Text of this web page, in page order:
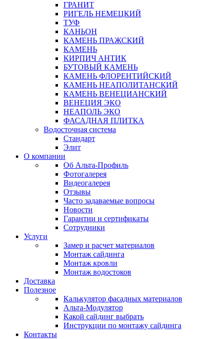
ГРАНИТ
РИГЕЛЬ НЕМЕЦКИЙ
ТУФ
КАНЬОН
КАМЕНЬ ПРАЖСКИЙ
КАМЕНЬ
КИРПИЧ АНТИК
БУТОВЫЙ КАМЕНЬ
КАМЕНЬ ФЛОРЕНТИЙСКИЙ
КАМЕНЬ НЕАПОЛИТАНСКИЙ
КАМЕНЬ ВЕНЕЦИАНСКИЙ
ВЕНЕЦИЯ ЭКО
НЕАПОЛЬ ЭКО
ФАСАДНАЯ ПЛИТКА
Водосточная система
Стандарт
Элит
О компании
Об Альта-Профиль
Фотогалерея
Видеогалерея
Отзывы
Часто задаваемые вопросы
Новости
Гарантии и сертификаты
Сотрудники
Услуги
Замер и расчет материалов
Монтаж сайдинга
Монтаж кровли
Монтаж водостоков
Доставка
Полезное
Калькулятор фасадных материалов
Альта-Модулятор
Какой сайдинг выбрать
Инструкции по монтажу сайдинга
Контакты